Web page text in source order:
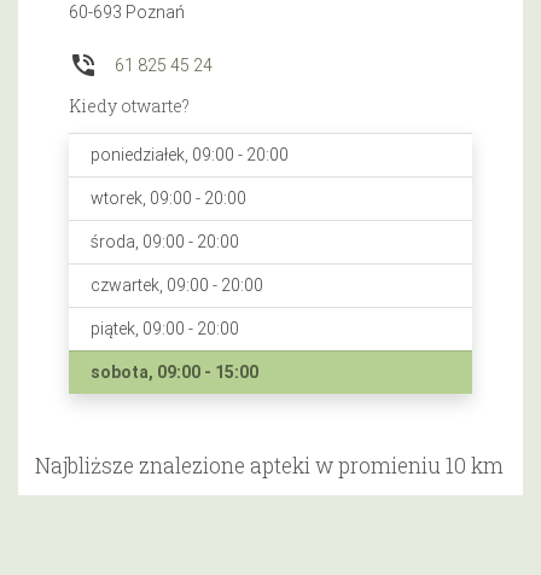
60-693 Poznań
phone_in_talk 61 825 45 24
Kiedy otwarte?
poniedziałek, 09:00 - 20:00
wtorek, 09:00 - 20:00
środa, 09:00 - 20:00
czwartek, 09:00 - 20:00
piątek, 09:00 - 20:00
sobota, 09:00 - 15:00
Najbliższe znalezione apteki w promieniu 10 km